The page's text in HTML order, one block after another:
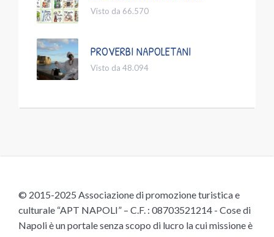
Visto da 66.570
PROVERBI NAPOLETANI
Visto da 48.094
© 2015-2025 Associazione di promozione turistica e
culturale “APT NAPOLI” – C.F. : 08703521214 - Cose di
Napoli è un portale senza scopo di lucro la cui missione è